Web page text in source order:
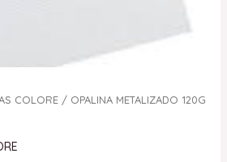
COLORE/ OPALINA METALIZADO 120G